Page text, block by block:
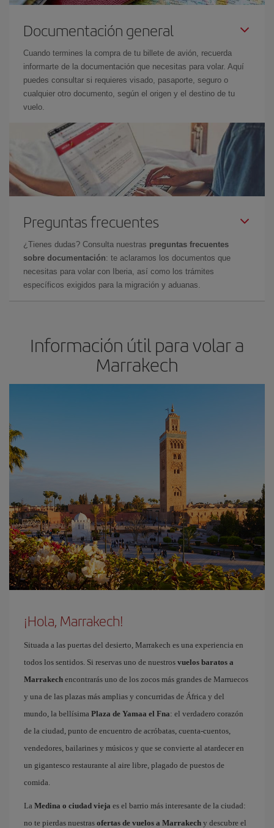
Documentación general
Cuando termines la compra de tu billete de avión, recuerda
informarte de la documentación que necesitas para volar. Aquí
puedes consultar si requieres visado, pasaporte, seguro o
cualquier otro documento, según el origen y el destino de tu
vuelo.
Preguntas frecuentes
¿Tienes dudas? Consulta nuestras preguntas frecuentes
sobre documentación: te aclaramos los documentos que
necesitas para volar con Iberia, así como los trámites
específicos exigidos para la migración y aduanas.
Información útil para volar a
Marrakech
¡Hola, Marrakech!
Situada a las puertas del desierto, Marrakech es una experiencia en
todos los sentidos. Si reservas uno de nuestros vuelos baratos a
Marrakech encontrarás uno de los zocos más grandes de Marruecos
y una de las plazas más amplias y concurridas de África y del
mundo, la bellísima Plaza de Yamaa el Fna: el verdadero corazón
de la ciudad, punto de encuentro de acróbatas, cuenta-cuentos,
vendedores, bailarines y músicos y que se convierte al atardecer en
un gigantesco restaurante al aire libre, plagado de puestos de
comida.
La Medina o ciudad vieja es el barrio más interesante de la ciudad:
no te pierdas nuestras ofertas de vuelos a Marrakech y descubre el